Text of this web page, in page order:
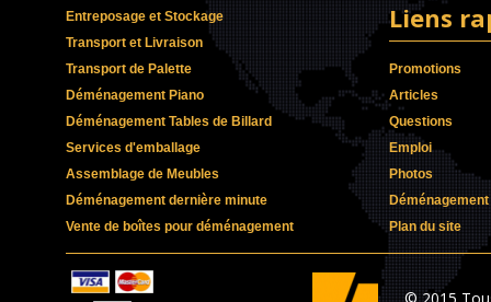
Entreposage et Stockage
Transport et Livraison
Transport de Palette
Déménagement Piano
Déménagement Tables de Billard
Services d'emballage
Assemblage de Meubles
Déménagement dernière minute
Vente de boîtes pour déménagement
Promotions
Articles
Questions
Emploi
Photos
Plan du site
Liens